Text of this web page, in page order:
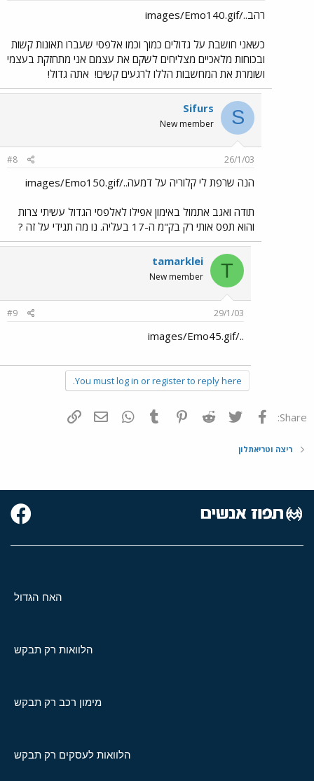
רהב../images/Emo140.gif
כשאני חושבת על גדולים כמוך וכמו אלפסי שעברו תאונות קשות
ובכוחות מלאכיים מצליחים לשקם את עצמם אני מתחזקת בעצמי
ושומרת את המחשבות הללו לרגעים קשים! אתה גדול!
S
Sifurs
New member
26/1/03
#8
הנה שרפת לי קלוריה על דמעה../images/Emo150.gif
תודה ואגב אתמול באימון אפילו לאלפסי הגדול עשיתי צרות
והוא תפס אותי רק בק"מ ה-17 בעליה. נו מה תגידי על זה ?
T
tamarklei
New member
29/1/03
#9
../images/Emo45.gif
You must log in or register to reply here.
Share: פייסבוק Twitter
Reddit
Pinterest
Tumblr
WhatsAppדואר אלקטרוני
ריצה וטריאתלון
האח הגדול
הלוואות רק תבקש
מימון רכב רק תבקש
הלוואות לעסקים רק תבקש